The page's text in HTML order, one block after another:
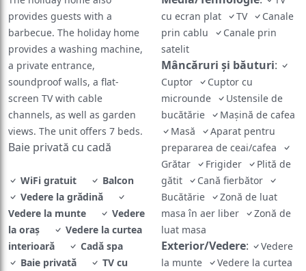
provides guests with a
barbecue. The holiday home
provides a washing machine,
a private entrance,
soundproof walls, a flat-
screen TV with cable
channels, as well as garden
views. The unit offers 7 beds.
Baie privată cu cadă
WiFi gratuit
Balcon
Vedere la grădină
Vedere la munte
Vedere
la oraș
Vedere la curtea
interioară
Cadă spa
Baie privată
TV cu
cu ecran plat
TV
Canale
prin cablu
Canale prin
satelit
Mâncăruri și băuturi:
Cuptor
Cuptor cu
microunde
Ustensile de
bucătărie
Mașină de cafea
Masă
Aparat pentru
prepararea de ceai/cafea
Grătar
Frigider
Plită de
gătit
Cană fierbător
Bucătărie
Zonă de luat
masa în aer liber
Zonă de
luat masa
Exterior/Vedere:
Vedere
la munte
Vedere la curtea